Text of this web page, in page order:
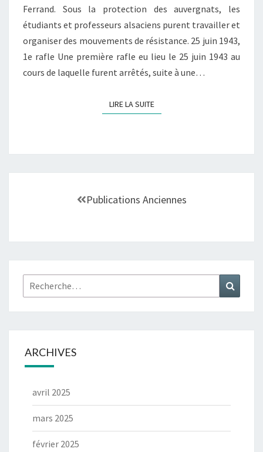
Ferrand. Sous la protection des auvergnats, les
étudiants et professeurs alsaciens purent travailler et
organiser des mouvements de résistance. 25 juin 1943,
1e rafle Une première rafle eu lieu le 25 juin 1943 au
cours de laquelle furent arrêtés, suite à une…
LIRE LA SUITE
Publications Anciennes
ARCHIVES
avril 2025
mars 2025
février 2025